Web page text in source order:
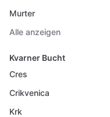
Murter
Alle anzeigen
Kvarner Bucht
Cres
Crikvenica
Krk